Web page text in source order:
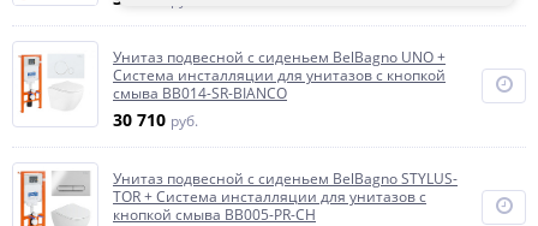
Унитаз подвесной с сиденьем BelBagno UNO +
Система инсталляции для унитазов с кнопкой
смыва BB014-SR-BIANCO
30 710 руб.
Унитаз подвесной с сиденьем BelBagno STYLUS-
TOR + Система инсталляции для унитазов с
кнопкой смыва BB005-PR-CH